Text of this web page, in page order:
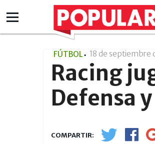
FÚTBOL 18 de septiembre
Racing
Defensa